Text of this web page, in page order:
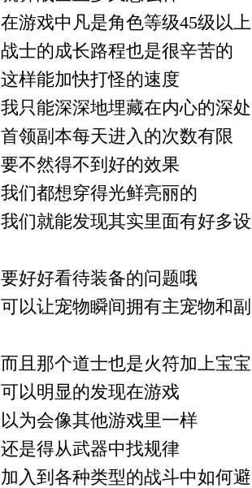
在游戏中凡是角色等级45级以上
战士的成长路程也是很辛苦的
这样能加快打怪的速度
我只能深深地埋藏在内心的深处
首领副本每天进入的次数有限
要不然得不到好的效果
我们都想穿得光鲜亮丽的
我们就能发现其实里面有好多
要好好看待装备的问题哦
可以让宠物瞬间拥有主宠物和
而且那个道士也是火符加上宝宝
可以明显的发现在游戏
以为会像其他游戏里一样
还是得从武器中找规律
加入到各种类型的战斗中如何